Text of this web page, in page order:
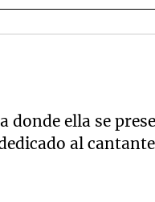
donde ella se
al